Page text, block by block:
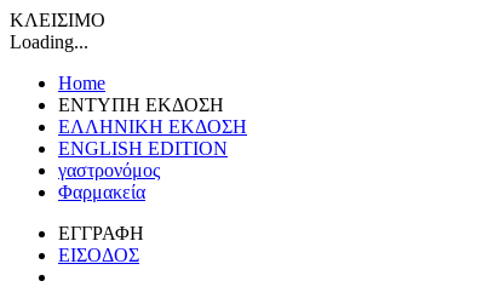
ΚΛΕΙΣΙΜΟ
Loading...
Home
ΕΝΤΥΠΗ ΕΚΔΟΣΗ
ΕΛΛΗΝΙΚΗ ΕΚΔΟΣΗ
ENGLISH EDITION
γαστρονόμος
Φαρμακεία
ΕΓΓΡΑΦΗ
ΕΙΣΟΔΟΣ